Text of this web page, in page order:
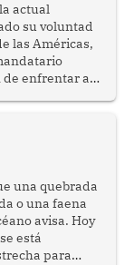
actual
su voluntad
las Américas,
enfrentar al
una quebrada
o una faena
avisa. Hoy
está
para